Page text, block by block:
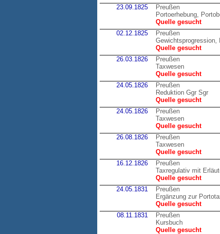
23.09.1825
Preußen
Portoerhebung,
Quelle gesucht
02.12.1825
Preußen
Gewichtsprogression,
Quelle gesucht
26.03.1826
Preußen
Taxwesen
Quelle gesucht
24.05.1826
Preußen
Reduktion Ggr Sgr
Quelle gesucht
24.05.1826
Preußen
Taxwesen
Quelle gesucht
26.08.1826
Preußen
Taxwesen
Quelle gesucht
16.12.1826
Preußen
Taxregulativ mit
Quelle gesucht
24.05.1831
Preußen
Ergänzung zur
Quelle gesucht
08.11.1831
Preußen
Kursbuch
Quelle gesucht